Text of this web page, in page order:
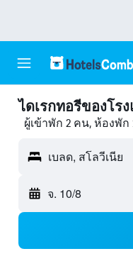
ไดเรกทอรีของโร
ผู้เข้าพัก 2 คน, ห้องพัก
เบลด, สโลวีเนีย
จ. 10/8